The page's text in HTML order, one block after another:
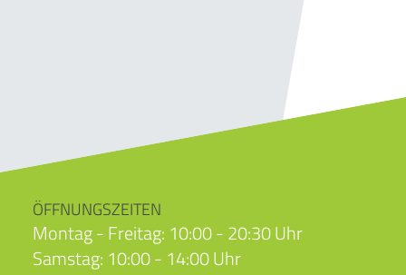
ÖFFNUNGSZEITEN
Montag - Freitag: 10:00 - 20:30 Uhr
Samstag: 10:00 - 14:00 Uhr